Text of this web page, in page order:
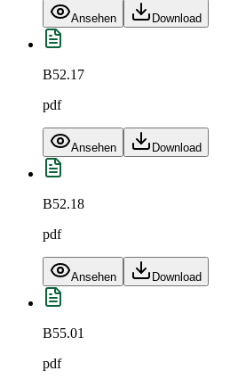
Ansehen Download
B52.17
pdf
Ansehen Download
B52.18
pdf
Ansehen Download
B55.01
pdf